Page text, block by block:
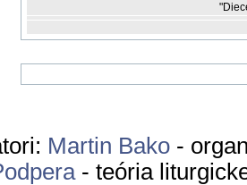
Martin Bako -
- teória